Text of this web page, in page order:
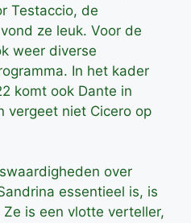
Testaccio, de
vond ze leuk. Voor de
weer diverse
In het kader
komt ook Dante in
vergeet niet Cicero op
over
essentieel is, is
is een vlotte verteller,